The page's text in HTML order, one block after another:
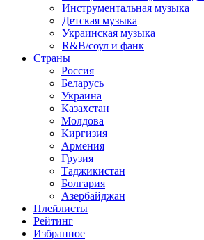
Инструментальная музыка
Детская музыка
Украинская музыка
R&B/cоул и фанк
Страны
Россия
Беларусь
Украина
Казахстан
Молдова
Киргизия
Армения
Грузия
Таджикистан
Болгария
Азербайджан
Плейлисты
Рейтинг
Избранное